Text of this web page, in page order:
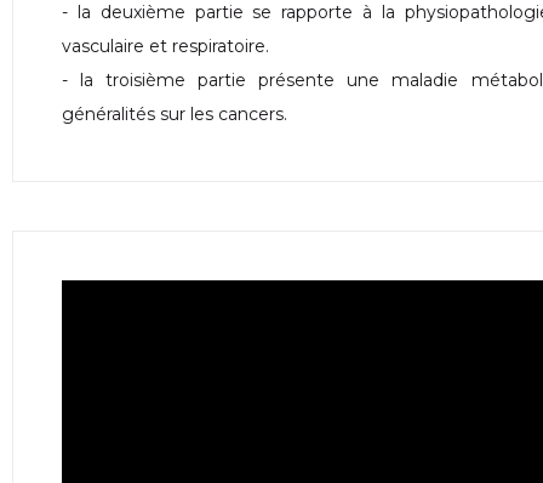
- la deuxième partie se rapporte à la
vasculaire et respiratoire.
- la troisième partie présente une maladie
généralités sur les cancers.